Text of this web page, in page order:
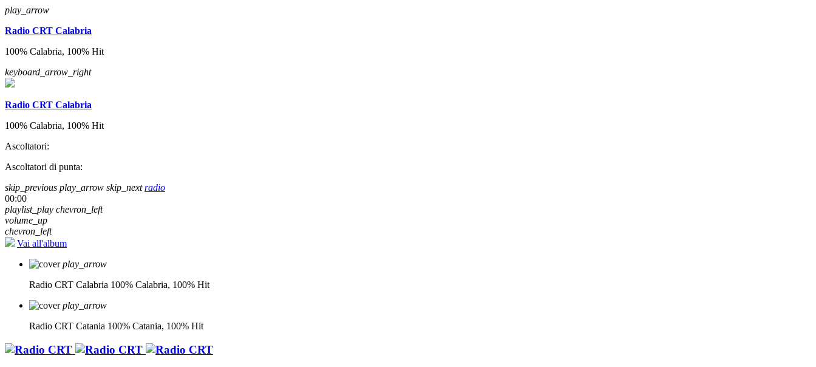
play_arrow
Radio CRT Calabria
100% Calabria, 100% Hit
keyboard_arrow_right
Radio CRT Calabria
100% Calabria, 100% Hit
Ascoltatori:
Ascoltatori di punta:
skip_previous play_arrow skip_next radio
00:00
playlist_play chevron_left
volume_up
chevron_left
Vai all'album
play_arrow
Radio CRT Calabria 100% Calabria, 100% Hit
play_arrow
Radio CRT Catania 100% Catania, 100% Hit